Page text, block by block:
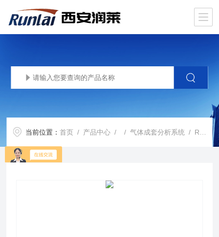
当前位置：首页 / 产品中心 / /气体成套分析系统 / RL-610型烟气排放成套分析系统